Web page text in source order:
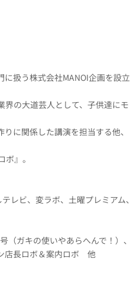
に扱う株式会社MANOI企画を設立
の大道芸人として、子供達にモ
に関係した講演を担当する他、
』。
レビ、変ラボ、土曜プレミアム、
（ガキの使いやあらへんで！）、
店長ロボ＆案内ロボ 他